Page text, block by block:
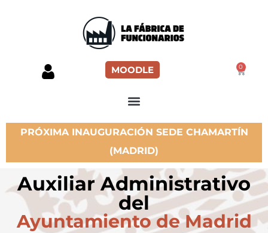
MOODLE 0
PRÓXIMA INAUGURACIÓN SEDE CHAMARTÍN
(MADRID)
Auxiliar Administrativo
del
Ayuntamiento de Madrid